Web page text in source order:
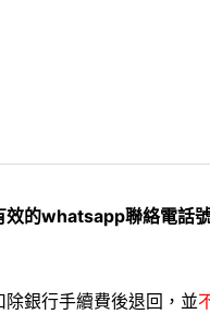
效的whatsapp聯絡電話
除銀行手續費後退回，並